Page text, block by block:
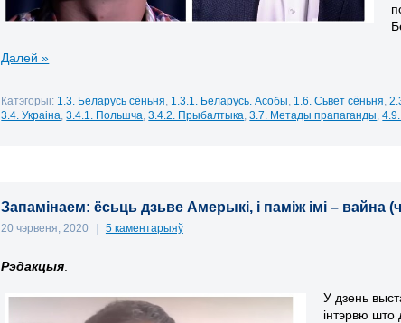
Далей »
Катэгорыі: 1.3. Беларусь сёньня 1.3.1. Беларусь. Асобы 1.6. Сьвет сёньня ,
3.4. Украіна ,3.4.1. Польшча ,3.4.2. Прыбалтыка ,3.7. Метады прапаганды ,
Запамінаем: ёсьць дзьве Амерыкі, і паміж імі – вайна
20 чэрвеня, 2020 | 5 каментарыяў
Рэдакцыя
У дзень
інтэрвю